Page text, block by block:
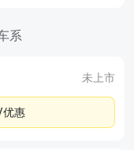
系
未上市
惠